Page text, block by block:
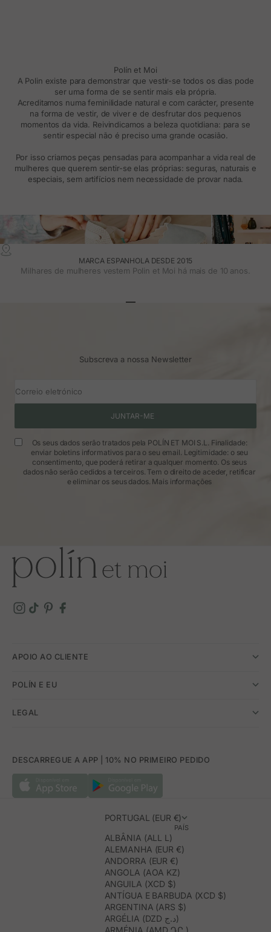
Polín et Moi
A Polin existe para demonstrar que vestir-se todos os dias pode
ser uma forma de se sentir mais ela própria.
Acreditamos numa feminilidade natural e com carácter, presente
na forma de vestir, de viver e de desfrutar dos pequenos
momentos da vida. Reivindicamos a beleza quotidiana: para se
sentir especial não é preciso uma grande ocasião.
Por isso criamos peças pensadas para acompanhar a vida real de
mulheres que querem sentir-se elas próprias: seguras, naturais e
especiais, sem artifícios nem necessidade de provar nada.
MARCA ESPANHOLA DESDE 2015
Milhares de mulheres vestem Polin et Moi há mais de 10 anos.
Subscreva a nossa Newsletter
Correio eletrónico
JUNTAR-ME
Os seus dados serão tratados pela POLÍN ET MOI S.L. Finalidade:
enviar boletins informativos para o seu email. Legitimidade: o seu
consentimento, que poderá retirar a qualquer momento. Os seus
dados não serão cedidos a terceiros. Tem o direito de aceder, retificar
e eliminar os seus dados. Mais informações
APOIO AO CLIENTE
POLÍN E EU
LEGAL
DESCARREGUE A APP | 10% NO PRIMEIRO PEDIDO
PORTUGAL (EUR €)
PAÍS
ALBÂNIA (ALL L)
ALEMANHA (EUR €)
ANDORRA (EUR €)
ANGOLA (AOA KZ)
ANGUILA (XCD $)
ANTÍGUA E BARBUDA (XCD $)
ARGENTINA (ARS $)
ARGÉLIA (DZD د.ج)
ARMÉNIA (AMD ԴՐ.)